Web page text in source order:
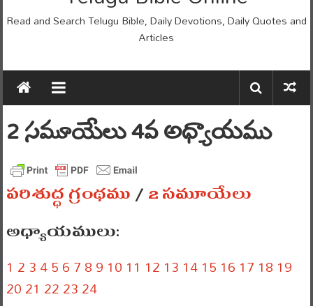
Read and Search Telugu Bible, Daily Devotions, Daily Quotes and
Articles
2 సమూయేలు 4వ అధ్యాయము
పరిశుద్ధ గ్రంథము/2 సమూయేలు
అధ్యాయములు:
1 23456789 10 11 12 13 1415 16 17 18 19
2021 222324